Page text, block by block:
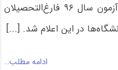
نتایج پذیرش کارشناسی ارشد بدون آزمون سال ۹۶ فارغ‌التحصیلان
در این اعلام شد. [...]
ادامه مطلب…